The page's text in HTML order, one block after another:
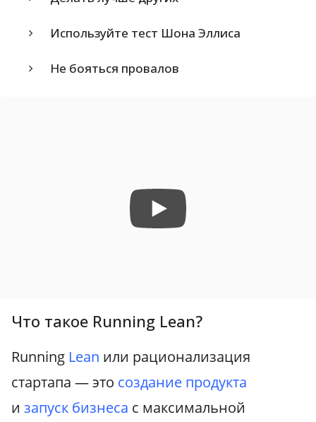
Используйте тест Шона Эллиса
Не бояться провалов
Что такое Running Lean?
Running Lean или рационализация
стартапа — это создание продукта
и запуск бизнеса с максимальной